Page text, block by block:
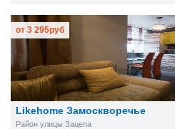
Likehome Замоскворечье
Район улицы Зацепа
от 3 295руб